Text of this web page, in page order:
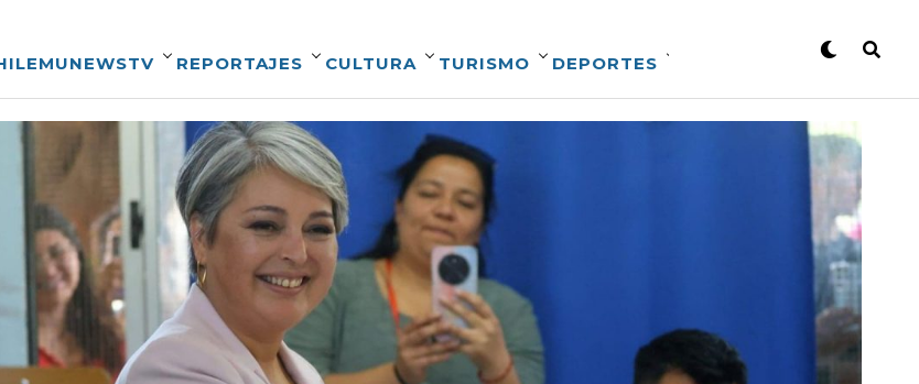
REPORTAJES CULTURA TURISMO DEPORTES